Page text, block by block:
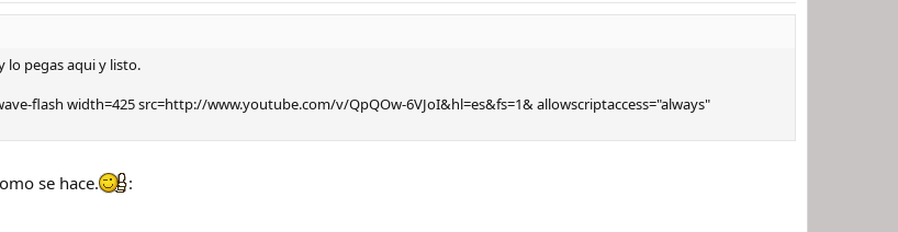
lo pegas aqui y listo.
flash width=425 src=http://www.youtube.com/v/QpQOw-6VJoI&hl=es&fs=1& allowscriptaccess="always"
se hace. :